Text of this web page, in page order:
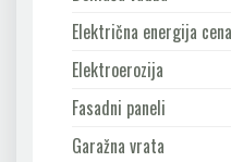
Električna energija cena
Elektroerozija
Fasadni paneli
Garažna vrata